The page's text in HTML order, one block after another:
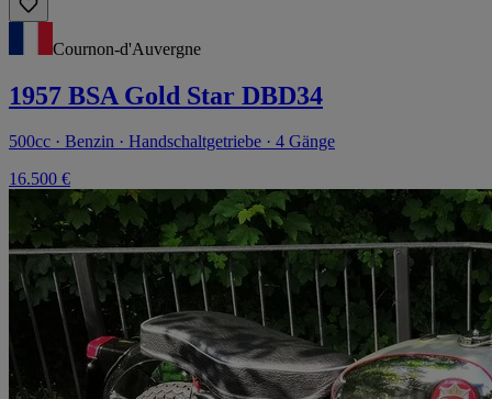
Cournon-d'Auvergne
1957 BSA Gold Star DBD34
500cc · Benzin · Handschaltgetriebe · 4 Gänge
16.500 €